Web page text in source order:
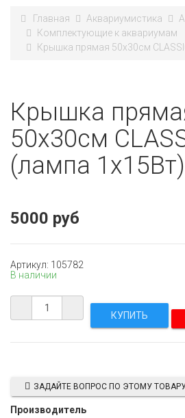
Главная Аквариумистика
Комплектующие к аквариумам
Крышка прямая 50х30см
Крышка
50х30см
(лампа 1х15Вт)
5000 руб
Артикул: 105782
В наличии
ЗАДАЙТЕ ВОПРОС ПО ЭТОМУ
Производитель